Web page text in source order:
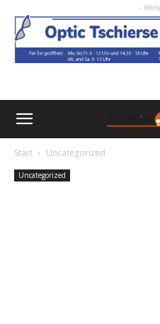
-
Start Uncategorized
Uncategorized